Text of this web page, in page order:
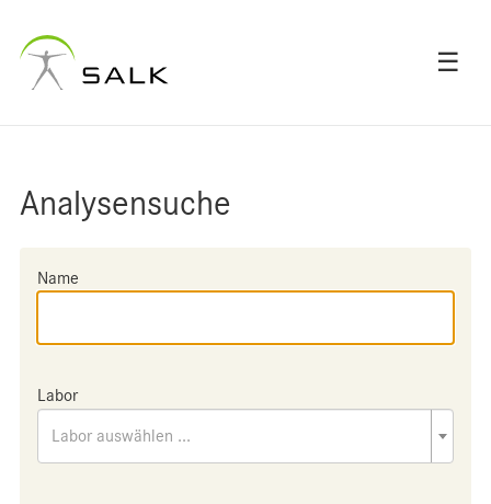
☰
Analysensuche
Name
Labor
Labor auswählen ...